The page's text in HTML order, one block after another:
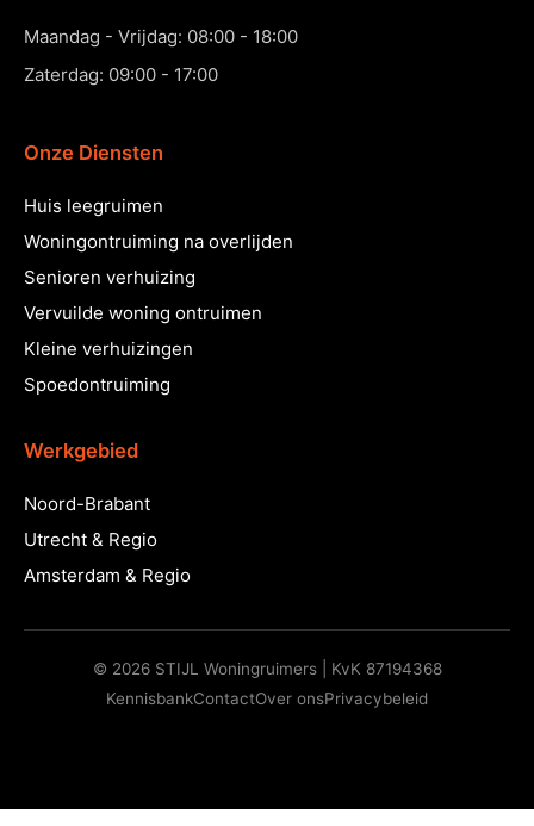
Maandag - Vrijdag: 08:00 - 18:00
Zaterdag: 09:00 - 17:00
Onze Diensten
Huis leegruimen
Woningontruiming na overlijden
Senioren verhuizing
Vervuilde woning ontruimen
Kleine verhuizingen
Spoedontruiming
Werkgebied
Noord-Brabant
Utrecht & Regio
Amsterdam & Regio
© 2026 STIJL Woningruimers | KvK 87194368
KennisbankContactOver onsPrivacybeleid